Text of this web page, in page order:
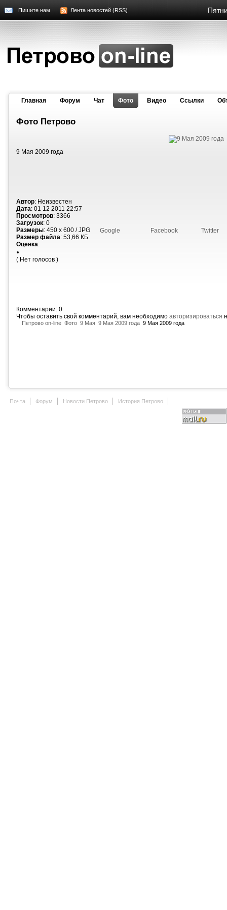
Пишите нам Лента новостей (RSS)
Главная Форум Чат Фото Видео Cсылки
Фото Петрово
9 Мая 2009 года
Автор: Неизвестен
Дата: 01 12 2011 22:57
Просмотров: 3366
Загрузок: 0
Размеры: 450 x 600 / JPG
Размер файла: 53,66 КБ
Оценка:
( Нет голосов )
Google Facebook Twitter
Комментарии: 0
Чтобы оставить свой комментарий, вам необходимо авторизироваться
Петрово on-line Фото 9 Мая 9 Мая 2009 года 9 Мая 2009 года
Почта Форум Новости Петрово История Петрово